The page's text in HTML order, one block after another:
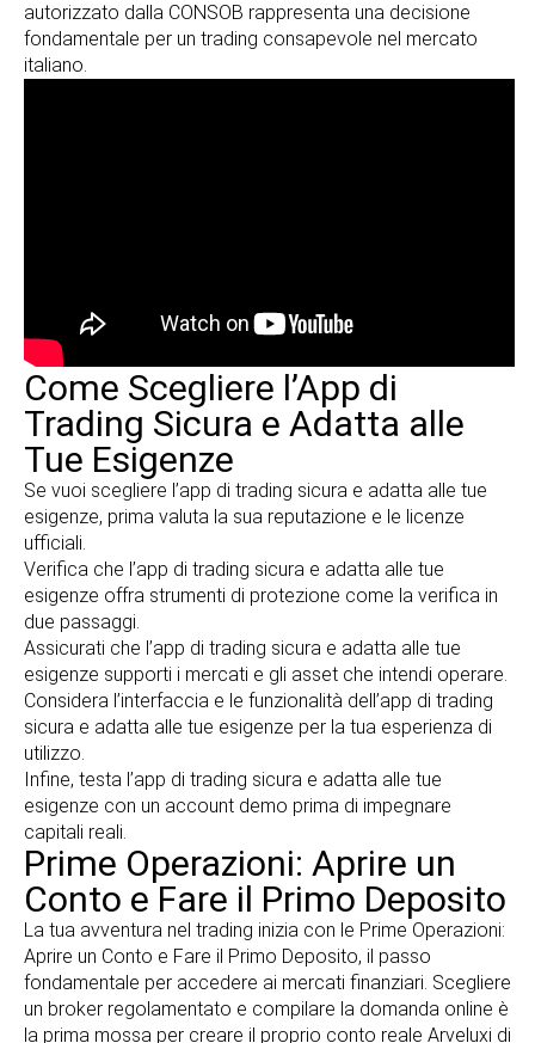
autorizzato dalla CONSOB rappresenta una decisione
fondamentale per un trading consapevole nel mercato
italiano.
Come Scegliere l’App di
Trading Sicura e Adatta alle
Tue Esigenze
Se vuoi scegliere l’app di trading sicura e adatta alle tue
esigenze, prima valuta la sua reputazione e le licenze
ufficiali.
Verifica che l’app di trading sicura e adatta alle tue
esigenze offra strumenti di protezione come la verifica in
due passaggi.
Assicurati che l’app di trading sicura e adatta alle tue
esigenze supporti i mercati e gli asset che intendi operare.
Considera l’interfaccia e le funzionalità dell’app di trading
sicura e adatta alle tue esigenze per la tua esperienza di
utilizzo.
Infine, testa l’app di trading sicura e adatta alle tue
esigenze con un account demo prima di impegnare
capitali reali.
Prime Operazioni: Aprire un
Conto e Fare il Primo Deposito
La tua avventura nel trading inizia con le Prime Operazioni:
Aprire un Conto e Fare il Primo Deposito, il passo
fondamentale per accedere ai mercati finanziari. Scegliere
un broker regolamentato e compilare la domanda online è
la prima mossa per creare il proprio conto reale Arveluxi di